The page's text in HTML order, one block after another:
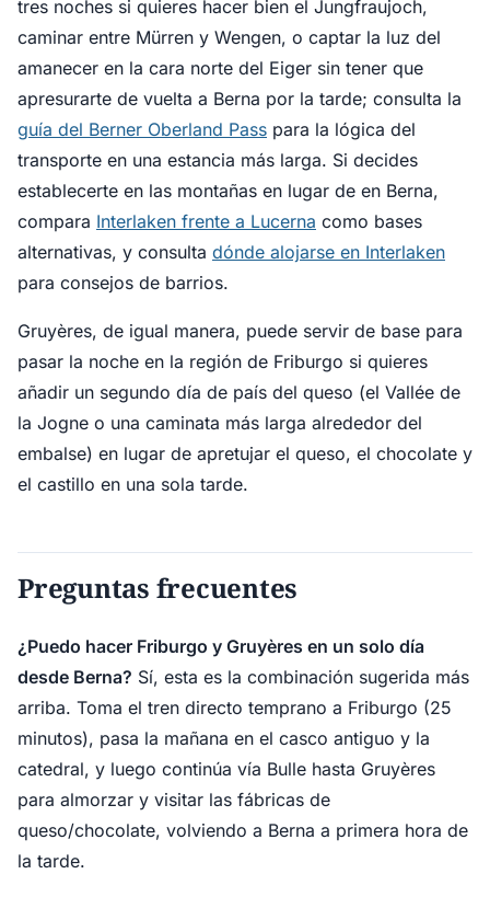
tres noches si quieres hacer bien el Jungfraujoch,
caminar entre Mürren y Wengen, o captar la luz del
amanecer en la cara norte del Eiger sin tener que
apresurarte de vuelta a Berna por la tarde; consulta la
guía del Berner Oberland Pass para la lógica del
transporte en una estancia más larga. Si decides
establecerte en las montañas en lugar de en Berna,
compara Interlaken frente a Lucerna como bases
alternativas, y consulta dónde alojarse en Interlaken
para consejos de barrios.
Gruyères, de igual manera, puede servir de base para
pasar la noche en la región de Friburgo si quieres
añadir un segundo día de país del queso (el Vallée de
la Jogne o una caminata más larga alrededor del
embalse) en lugar de apretujar el queso, el chocolate y
el castillo en una sola tarde.
Preguntas frecuentes
¿Puedo hacer Friburgo y Gruyères en un solo día
desde Berna? Sí, esta es la combinación sugerida más
arriba. Toma el tren directo temprano a Friburgo (25
minutos), pasa la mañana en el casco antiguo y la
catedral, y luego continúa vía Bulle hasta Gruyères
para almorzar y visitar las fábricas de
queso/chocolate, volviendo a Berna a primera hora de
la tarde.